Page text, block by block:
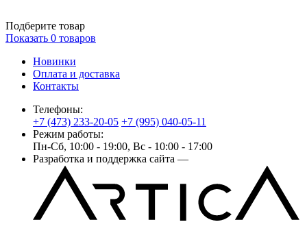
Подберите товар
Показать 0 товаров
Новинки
Оплата и доставка
Контакты
Телефоны:
+7 (473) 233-20-05 +7 (995) 040-05-11
Режим работы:
Пн-Сб, 10:00 - 19:00, Вс - 10:00 - 17:00
Разработка и поддержка сайта —